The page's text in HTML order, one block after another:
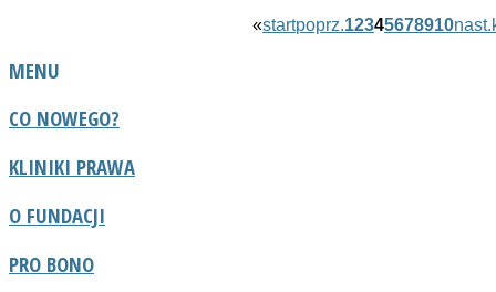
«startpoprz.12345678910nast.
MENU
CO NOWEGO?
KLINIKI PRAWA
O FUNDACJI
PRO BONO